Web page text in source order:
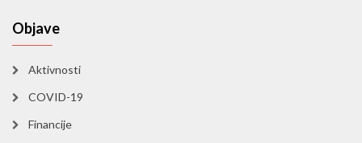
Objave
Aktivnosti
COVID-19
Financije